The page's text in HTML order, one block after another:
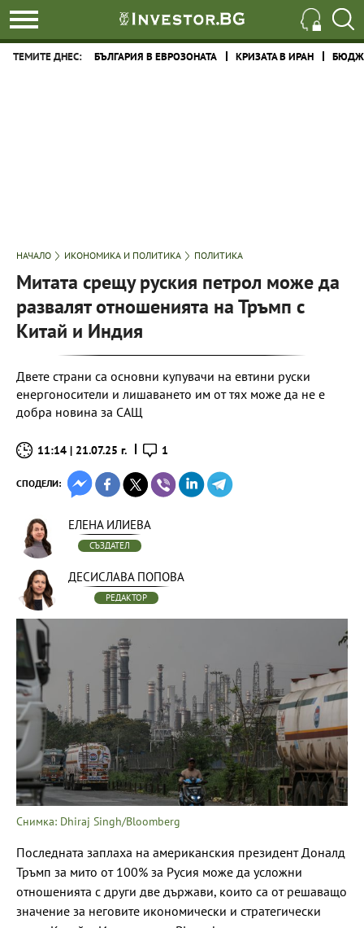
ТЕМИТЕ ДНЕС: БЪЛГАРИЯ В ЕВРОЗОНАТА КРИЗАТА В ИРАН
НАЧАЛО ИКОНОМИКА И ПОЛИТИКА ПОЛИТИКА
Митата срещу руския петрол може да
развалят отношенията на Тръмп с
Китай и Индия
Двете страни са основни купувачи на евтини руски
енергоносители и лишаването им от тях може да не е
добра новина за САЩ
11:14 | 21.07.25 г. 1
СПОДЕЛИ:
ЕЛЕНА ИЛИЕВА
СЪЗДАТЕЛ
ДЕСИСЛАВА ПОПОВА
РЕДАКТОР
Снимка: Dhiraj Singh/Bloomberg
Последната заплаха на американския президент Доналд
Тръмп за мито от 100% за Русия може да усложни
отношенията с други две държави, които са от решаващо
значение за неговите икономически и стратегически